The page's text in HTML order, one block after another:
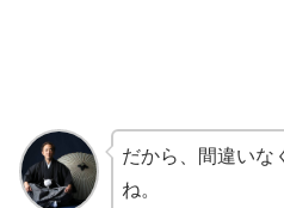
だから、間違いな
ね。